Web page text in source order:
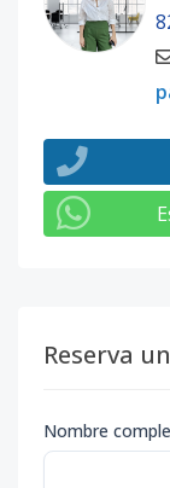
Reserva
Nombre